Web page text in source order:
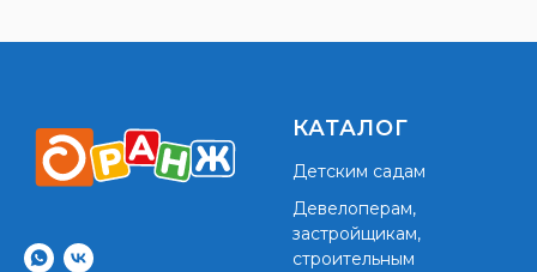
КАТАЛОГ
Детским садам
Девелоперам,
застройщикам,
строительным